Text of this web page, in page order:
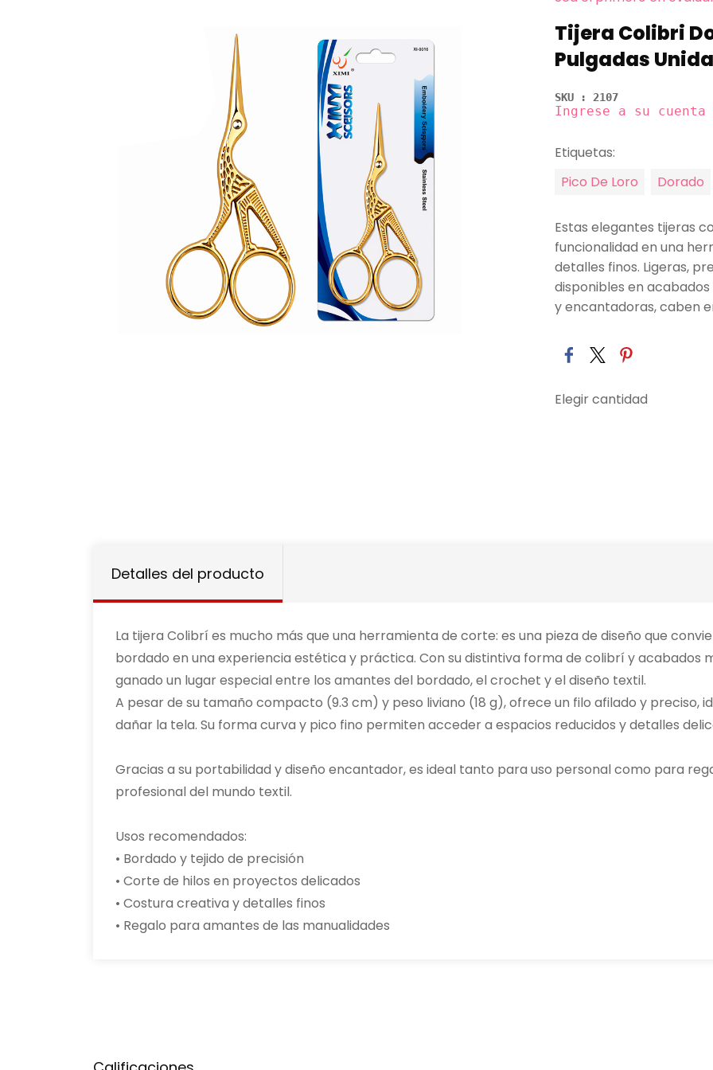
Tijera Colibri
Pulgadas
SKU : 2107
Ingrese a su
Etiquetas:
Pico De Loro
Dorado
Estas elegantes tijeras
funcionalidad en una
detalles finos. Ligeras,
disponibles en
y encantadoras, caben
Elegir cantidad
Detalles del producto
La tijera Colibrí es mucho más que una herramienta de corte: es una pieza de diseño que
bordado en una experiencia estética y práctica. Con su distintiva forma de colibrí y acabados
ganado un lugar especial entre los amantes del bordado, el crochet y el diseño textil.
A pesar de su tamaño compacto (9.3 cm) y peso liviano (18 g), ofrece un filo afilado y preciso,
dañar la tela. Su forma curva y pico fino permiten acceder a espacios reducidos y detalles
Gracias a su portabilidad y diseño encantador, es ideal tanto para uso personal como para
profesional del mundo textil.
Usos recomendados:
• Bordado y tejido de precisión
• Corte de hilos en proyectos delicados
• Costura creativa y detalles finos
• Regalo para amantes de las manualidades